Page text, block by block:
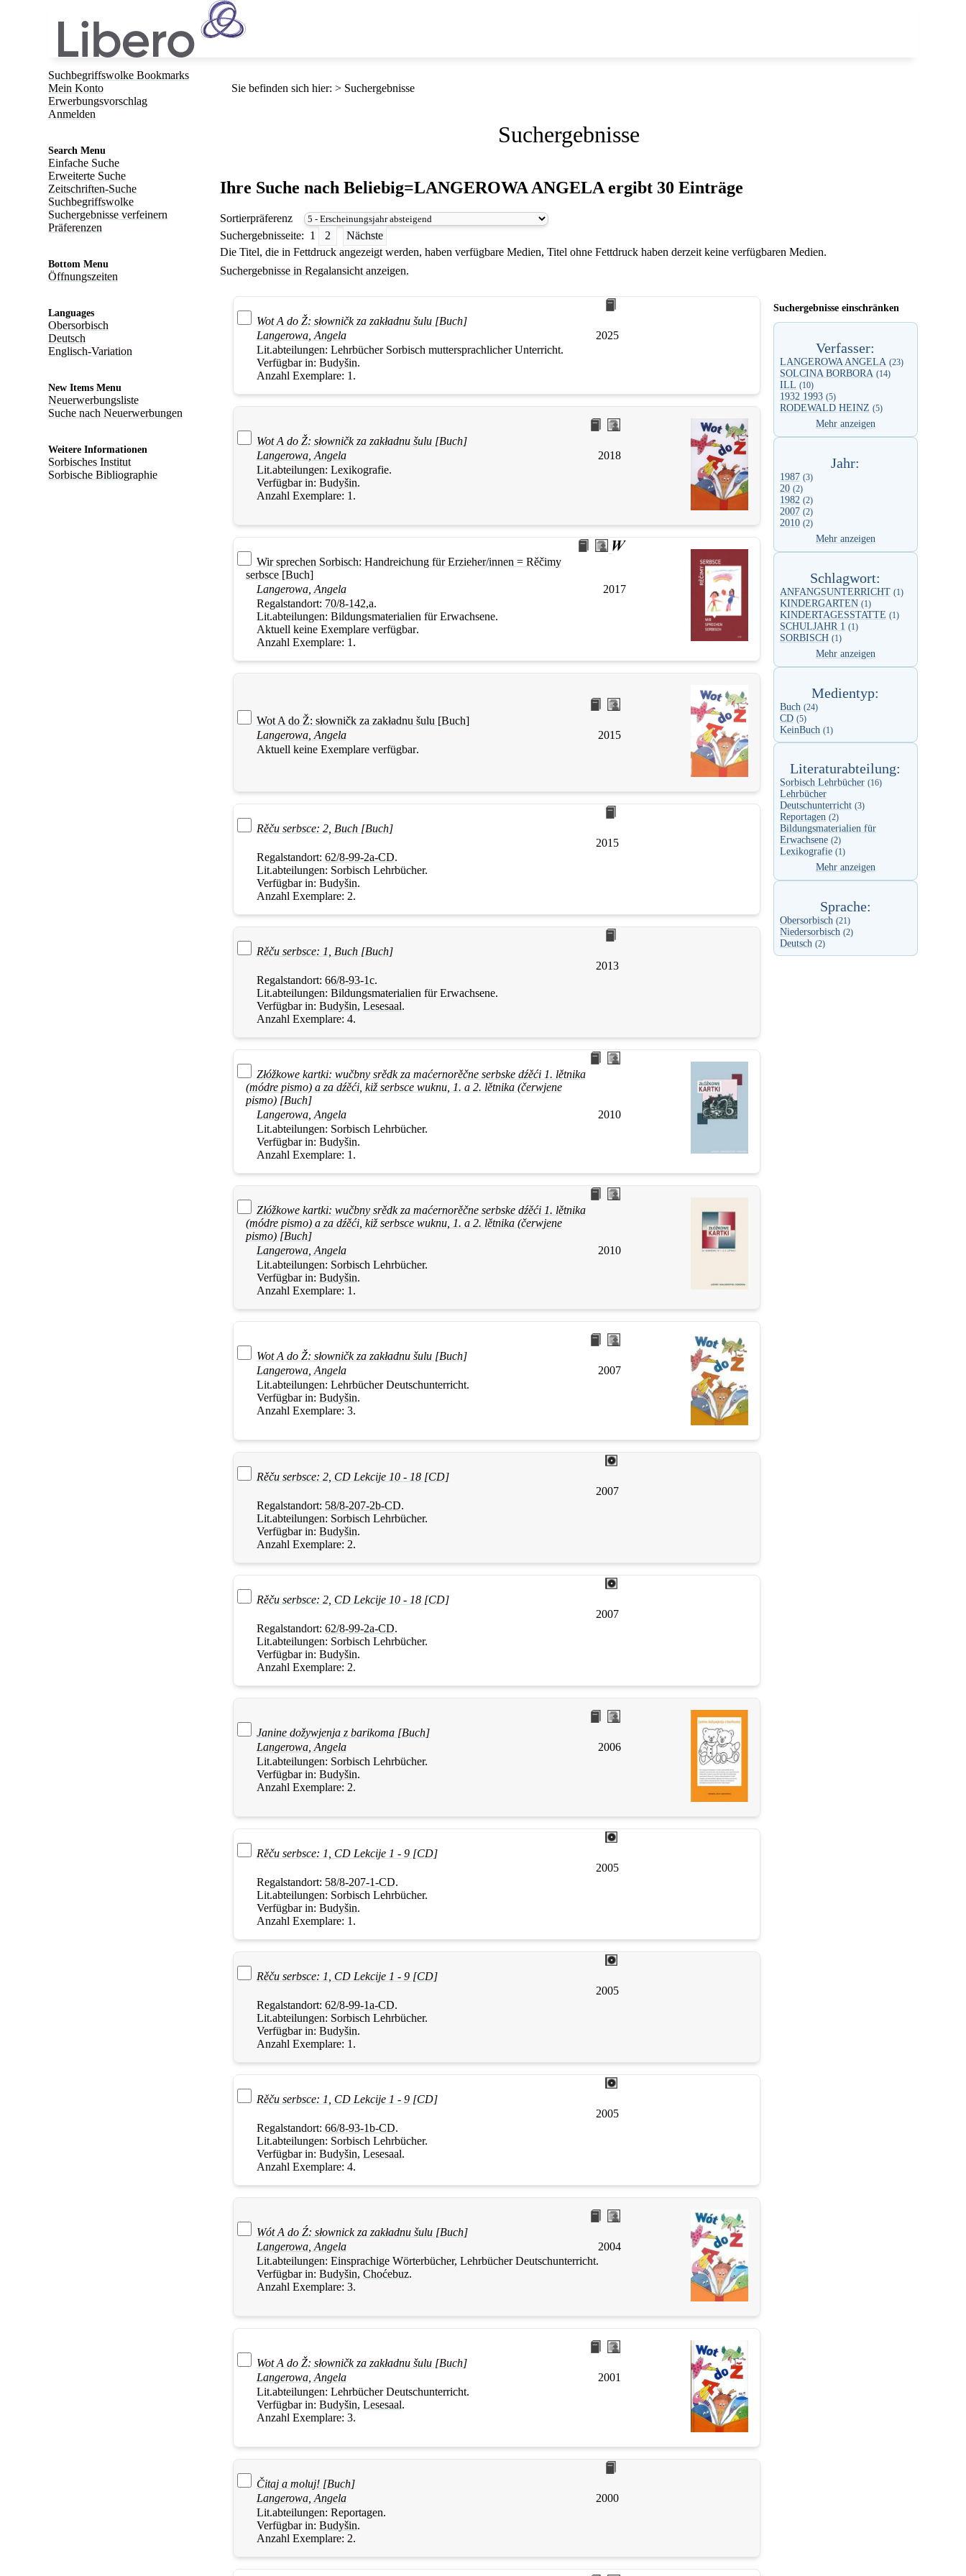
Suchbegriffswolke Bookmarks
Mein Konto
Erwerbungsvorschlag
Anmelden
Search Menu
Einfache Suche
Erweiterte Suche
Zeitschriften-Suche
Suchbegriffswolke
Suchergebnisse verfeinern
Präferenzen
Bottom Menu
Öffnungszeiten
Languages
Obersorbisch
Deutsch
Englisch-Variation
New Items Menu
Neuerwerbungsliste
Suche nach Neuerwerbungen
Weitere Informationen
Sorbisches Institut
Sorbische Bibliographie
Sie befinden sich hier: Suchergebnisse
Suchergebnisse
Ihre Suche nach Beliebig=LANGEROWA ANGELA ergibt30 Einträge
Sortierpräferenz
Suchergebnisseite: 1 2
Nächste
Die Titel, die in Fettdruck angezeigt werden, haben verfügbare Medien, Titel ohne Fettdruck haben derzeit keine verfügbaren Medien.
Suchergebnisse einschränken
Verfasser:
LANGEROWA ANGELA (23)
SOLCINA BORBORA (14)
ILL (10)
1932 1993 (5)
RODEWALD HEINZ (5)
Mehr anzeigen
Jahr:
1987 (3)
20 (2)
1982 (2)
2007 (2)
2010 (2)
Mehr anzeigen
Schlagwort:
ANFANGSUNTERRICHT (1)
KINDERGARTEN (1)
KINDERTAGESSTATTE (1)
SCHULJAHR 1 (1)
SORBISCH (1)
Mehr anzeigen
Medientyp:
Buch (24)
CD (5)
KeinBuch (1)
Literaturabteilung:
Sorbisch Lehrbücher (16)
Lehrbücher
Deutschunterricht (3)
Reportagen (2)
Bildungsmaterialien für
Erwachsene (2)
Lexikografie (1)
Mehr anzeigen
Sprache:
Obersorbisch (21)
Niedersorbisch (2)
Deutsch (2)
Suchergebnisse in Regalansicht anzeigen.
Wot A do Ž: słowničk za zakładnu šulu [Buch]
Langerowa, Angela
2025
Lit.abteilungen: Lehrbücher Sorbisch muttersprachlicher Unterricht.
Verfügbar in: Budyšin.
Anzahl Exemplare: 1.
Wot A do Ž: słowničk za zakładnu šulu [Buch]
Langerowa, Angela
2018
Lit.abteilungen: Lexikografie.
Verfügbar in: Budyšin.
Anzahl Exemplare: 1.
Wir sprechen Sorbisch: Handreichung für Erzieher/innen = Rěčimy
serbsce [Buch]
Langerowa, Angela
2017
Regalstandort: 70/8-142,a.
Lit.abteilungen: Bildungsmaterialien für Erwachsene.
Aktuell keine Exemplare verfügbar.
Anzahl Exemplare: 1.
Wot A do Ž: słowničk za zakładnu šulu [Buch]
Langerowa, Angela
2015
Aktuell keine Exemplare verfügbar.
Rěču serbsce: 2, Buch [Buch]
2015
Regalstandort: 62/8-99-2a-CD.
Lit.abteilungen: Sorbisch Lehrbücher.
Verfügbar in: Budyšin.
Anzahl Exemplare: 2.
Rěču serbsce: 1, Buch [Buch]
2013
Regalstandort: 66/8-93-1c.
Lit.abteilungen: Bildungsmaterialien für Erwachsene.
Verfügbar in: Budyšin, Lesesaal.
Anzahl Exemplare: 4.
Złóžkowe kartki: wučbny srědk za maćernorěčne serbske dźěći 1. lětnika
(módre pismo) a za dźěći, kiž serbsce wuknu, 1. a 2. lětnika (čerwjene
pismo) [Buch]
Langerowa, Angela
2010
Lit.abteilungen: Sorbisch Lehrbücher.
Verfügbar in: Budyšin.
Anzahl Exemplare: 1.
Złóžkowe kartki: wučbny srědk za maćernorěčne serbske dźěći 1. lětnika
(módre pismo) a za dźěći, kiž serbsce wuknu, 1. a 2. lětnika (čerwjene
pismo) [Buch]
Langerowa, Angela
2010
Lit.abteilungen: Sorbisch Lehrbücher.
Verfügbar in: Budyšin.
Anzahl Exemplare: 1.
Wot A do Ž: słowničk za zakładnu šulu [Buch]
Langerowa, Angela
2007
Lit.abteilungen: Lehrbücher Deutschunterricht.
Verfügbar in: Budyšin.
Anzahl Exemplare: 3.
Rěču serbsce: 2, CD Lekcije 10 - 18 [CD]
2007
Regalstandort: 58/8-207-2b-CD.
Lit.abteilungen: Sorbisch Lehrbücher.
Verfügbar in: Budyšin.
Anzahl Exemplare: 2.
Rěču serbsce: 2, CD Lekcije 10 - 18 [CD]
2007
Regalstandort: 62/8-99-2a-CD.
Lit.abteilungen: Sorbisch Lehrbücher.
Verfügbar in: Budyšin.
Anzahl Exemplare: 2.
Janine dožywjenja z barikoma [Buch]
Langerowa, Angela
2006
Lit.abteilungen: Sorbisch Lehrbücher.
Verfügbar in: Budyšin.
Anzahl Exemplare: 2.
Rěču serbsce: 1, CD Lekcije 1 - 9 [CD]
2005
Regalstandort: 58/8-207-1-CD.
Lit.abteilungen: Sorbisch Lehrbücher.
Verfügbar in: Budyšin.
Anzahl Exemplare: 1.
Rěču serbsce: 1, CD Lekcije 1 - 9 [CD]
2005
Regalstandort: 62/8-99-1a-CD.
Lit.abteilungen: Sorbisch Lehrbücher.
Verfügbar in: Budyšin.
Anzahl Exemplare: 1.
Rěču serbsce: 1, CD Lekcije 1 - 9 [CD]
2005
Regalstandort: 66/8-93-1b-CD.
Lit.abteilungen: Sorbisch Lehrbücher.
Verfügbar in: Budyšin, Lesesaal.
Anzahl Exemplare: 4.
Wót A do Ź: słownick za zakładnu šulu [Buch]
Langerowa, Angela
2004
Lit.abteilungen: Einsprachige Wörterbücher, Lehrbücher Deutschunterricht.
Verfügbar in: Budyšin, Choćebuz.
Anzahl Exemplare: 3.
Wot A do Ž: słowničk za zakładnu šulu [Buch]
Langerowa, Angela
2001
Lit.abteilungen: Lehrbücher Deutschunterricht.
Verfügbar in: Budyšin, Lesesaal.
Anzahl Exemplare: 3.
Čitaj a moluj! [Buch]
Langerowa, Angela
2000
Lit.abteilungen: Reportagen.
Verfügbar in: Budyšin.
Anzahl Exemplare: 2.